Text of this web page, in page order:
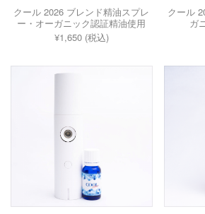
クール 2026 ブレンド精油スプレ
ー・オーガニック認証精油使用
¥1,650 (税込)
クール
ガ